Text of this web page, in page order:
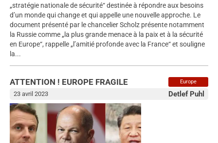
„stratégie nationale de sécurité“ destinée à répondre aux besoins
d’un monde qui change et qui appelle une nouvelle approche. Le
document présenté par le chancelier Scholz présente notamment
la Russie comme „la plus grande menace à la paix et à la sécurité
en Europe“, rappelle „l’amitié profonde avec la France“ et souligne
la...
Europe
ATTENTION ! EUROPE FRAGILE
Detlef Puhl
23 avril 2023